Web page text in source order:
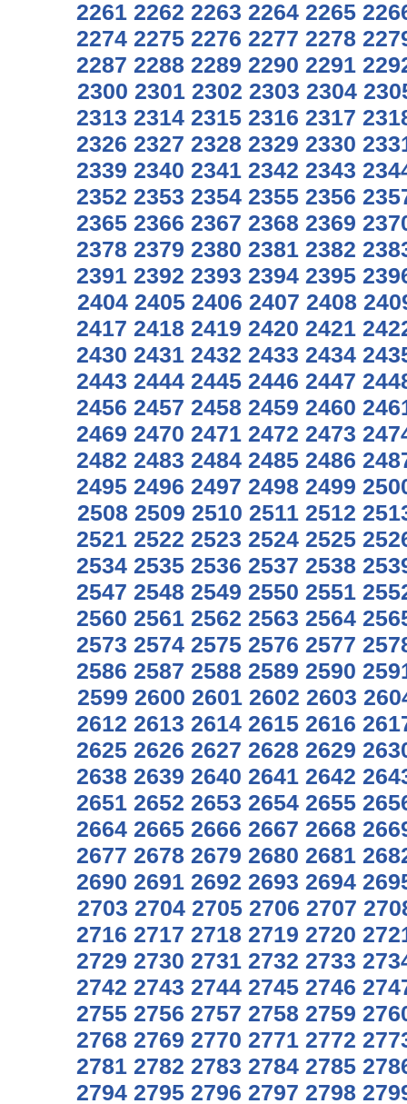
2261 2262 2263 2264 2265
2274 2275 2276 2277 2278
2287 2288 2289 2290 2291
2300 2301 2302 2303 2304
2313 2314 2315 2316 2317
2326 2327 2328 2329 2330
2339 2340 2341 2342 2343
2352 2353 2354 2355 2356
2365 2366 2367 2368 2369
2378 2379 2380 2381 2382
2391 2392 2393 2394 2395
2404 2405 2406 2407 2408
2417 2418 2419 2420 2421
2430 2431 2432 2433 2434
2443 2444 2445 2446 2447
2456 2457 2458 2459 2460
2469 2470 2471 2472 2473
2482 2483 2484 2485 2486
2495 2496 2497 2498 2499
2508 2509 2510 2511 2512
2521 2522 2523 2524 2525
2534 2535 2536 2537 2538
2547 2548 2549 2550 2551
2560 2561 2562 2563 2564
2573 2574 2575 2576 2577
2586 2587 2588 2589 2590
2599 2600 2601 2602 2603
2612 2613 2614 2615 2616
2625 2626 2627 2628 2629
2638 2639 2640 2641 2642
2651 2652 2653 2654 2655
2664 2665 2666 2667 2668
2677 2678 2679 2680 2681
2690 2691 2692 2693 2694
2703 2704 2705 2706 2707
2716 2717 2718 2719 2720
2729 2730 2731 2732 2733
2742 2743 2744 2745 2746
2755 2756 2757 2758 2759
2768 2769 2770 2771 2772
2781 2782 2783 2784 2785
2794 2795 2796 2797 2798